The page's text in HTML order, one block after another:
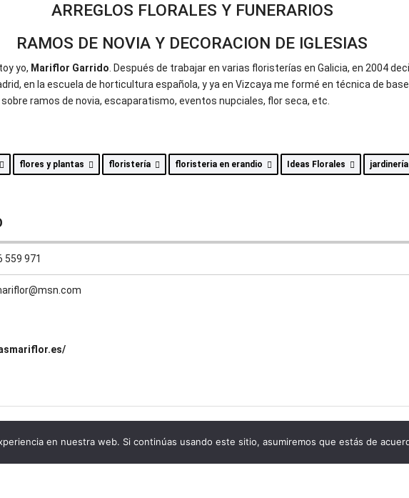
ARREGLOS FLORALES Y FUNERARIOS
RAMOS DE NOVIA Y DECORACION DE IGLESIAS
yo, Mariflor Garrido. Después de trabajar en varias floristerías en Galicia, en 2004
en la escuela de horticultura española, y ya en Vizcaya me formé en técnica de
ramos de novia, escaparatismo, eventos nupciales, flor seca, etc.
flores y plantas floristería floristeria en erandio Ideas Florales jardinería
559 971
en nuestra web. Si continúas usando este sitio, asumiremos que estás de